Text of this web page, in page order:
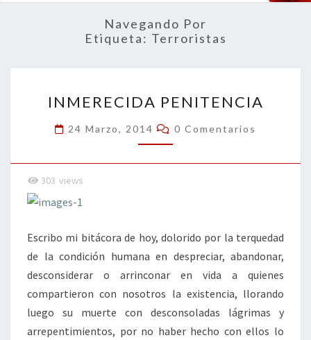
ACTUALIDAD
Navegando Por
Etiqueta: Terroristas
PENITENCIA
INMERECIDA PENITENCIA
24 Marzo, 2014 Comentarios
0 Comentarios
303 views
Escribo mi bitácora de hoy, dolorido por la terquedad
de la condición humana en despreciar, abandonar,
desconsiderar o arrinconar en vida a quienes
compartieron con nosotros la existencia, llorando
luego su muerte con desconsoladas lágrimas y
arrepentimientos, por no haber hecho con ellos lo